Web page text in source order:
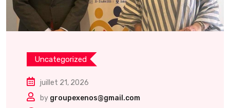
Uncategorized
juillet 21, 2026
by groupexenos@gmail.com